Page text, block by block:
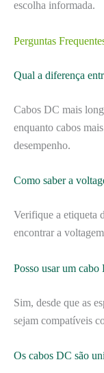
escolha informada.
Perguntas
Qual a diferença
Cabos DC mais
enquanto cabos
desempenho.
Como saber a
Verifique a etiqueta
encontrar a
Posso usar um
Sim, desde que as
sejam compatíveis
Os cabos DC são